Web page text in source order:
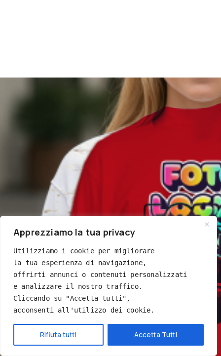
Apprezziamo la tua privacy
Utilizziamo i cookie per migliorare
la tua esperienza di navigazione,
offrirti annunci o contenuti personalizzati
e analizzare il nostro traffico.
Cliccando su "Accetta tutti",
acconsenti all'utilizzo dei cookie.
Rifiuta tutti Accetta Tutti
Hai bisogno di aiuto?